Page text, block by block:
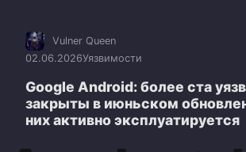
Vulner Queen
02.06.2026Уязвимости
Google Android: более ста
закрыты в июньском
них активно эксплуатируется